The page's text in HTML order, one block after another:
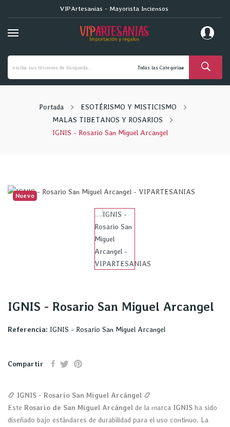
VIPArtesanias - Mayorista Inciensos
Portada
ESOTÉRISMO Y MISTICISMO
MALAS TIBETANOS Y ROSARIOS
IGNIS - Rosario San Miguel Arcangel
Nuevo
IGNIS - Rosario San Miguel Arcangel
Referencia: IGNIS - Rosario San Miguel Arcangel
Compartir
📿 IGNIS - Rosario San Miguel Arcángel 📿
Este Rosario de San Miguel Arcángel de la marca IGNIS ha sido
diseñado bajo estándares de durabilidad para el uso continuo. La